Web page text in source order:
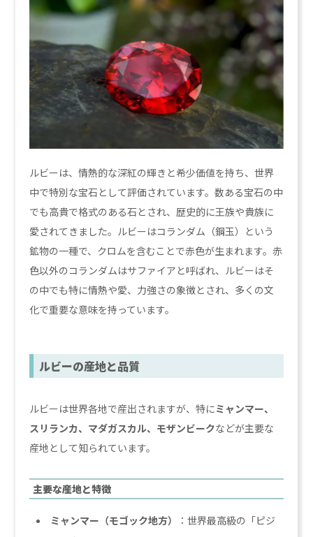
ルビーは、情熱的な深紅の輝きと希少価値を持ち、世界
中で特別な宝石として評価されています。数ある宝石の中
でも高貴で格式のある石とされ、歴史的に王族や貴族に
愛されてきました。ルビーはコランダム（鋼玉）という
鉱物の一種で、クロムを含むことで赤色が生まれます。赤
色以外のコランダムはサファイアと呼ばれ、ルビーはそ
の中でも特に情熱や愛、力強さの象徴とされ、多くの文
化で重要な意味を持っています。
ルビーの産地と品質
ルビーは世界各地で産出されますが、特にミャンマー、
スリランカ、マダガスカル、モザンビークなどが主要な
産地として知られています。
主要な産地と特徴
ミャンマー（モゴック地方）
：世界最高級の「ピジ